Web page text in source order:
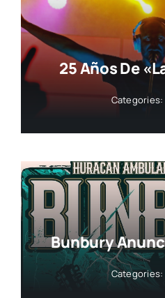
25 Años De
Categories:
Bunbury
Categories: